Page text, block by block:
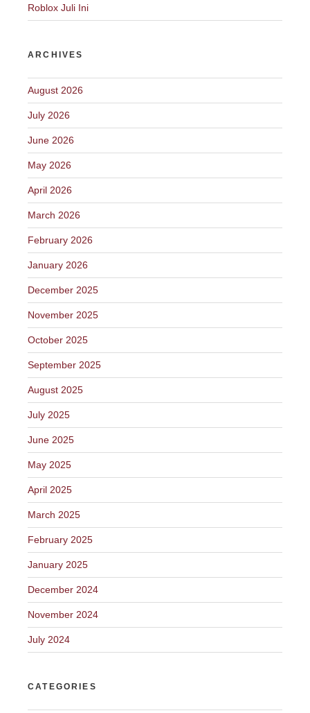
Roblox Juli Ini
ARCHIVES
August 2026
July 2026
June 2026
May 2026
April 2026
March 2026
February 2026
January 2026
December 2025
November 2025
October 2025
September 2025
August 2025
July 2025
June 2025
May 2025
April 2025
March 2025
February 2025
January 2025
December 2024
November 2024
July 2024
CATEGORIES